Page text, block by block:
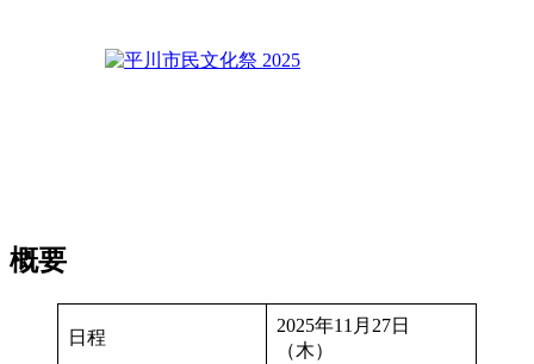
概要
日程
2025年11月27日
（木）